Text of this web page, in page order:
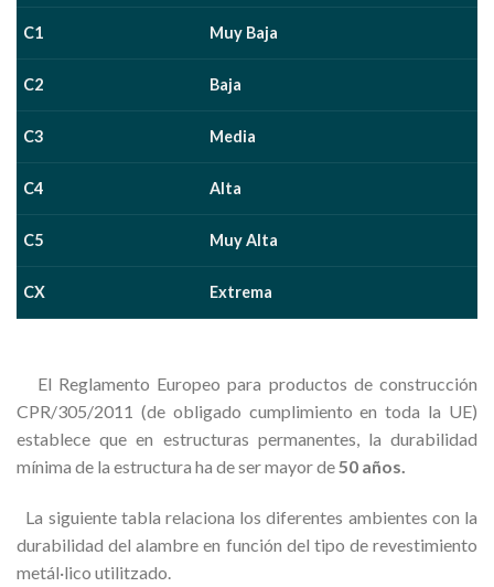
C1 Muy Baja
C2 Baja
C3 Media
C4 Alta
C5 Muy Alta
CX Extrema
El Reglamento Europeo para productos de construcción
CPR/305/2011 (de obligado cumplimiento en toda la UE)
establece que en estructuras permanentes, la durabilidad
mínima de la estructura ha de ser mayor de50 años.
La siguiente tabla relaciona los diferentes ambientes con la
durabilidad del alambre en función del tipo de revestimiento
metál·lico utilitzado.